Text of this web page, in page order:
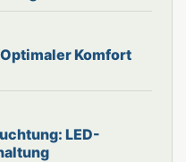
Komfort
LED-